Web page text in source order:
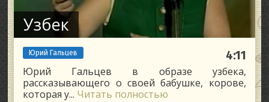
Узбек
Юрий Гальцев 4:11
Юрий Гальцев в образе узбека,
рассказывающего о своей бабушке, корове,
которая у... Читать полностью